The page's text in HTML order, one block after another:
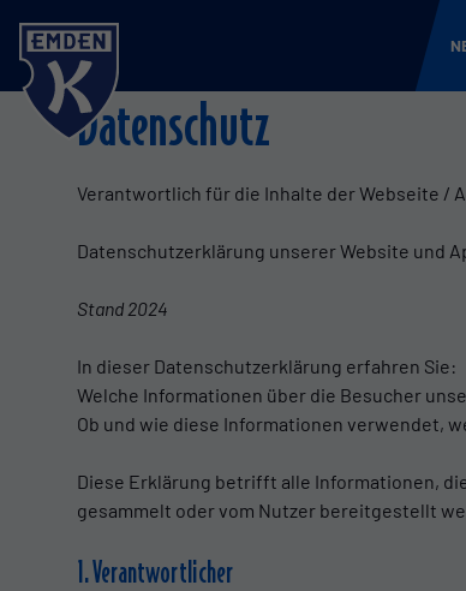
Datenschutz
Verantwortlich für die Inhalte der Webseite /
Datenschutzerklärung unserer Website und
Stand 2024
In dieser Datenschutzerklärung erfahren Sie:
Welche Informationen über die Besucher
Ob und wie diese Informationen verwendet,
Diese Erklärung betrifft alle Informationen,
gesammelt oder vom Nutzer bereitgestellt
1. Verantwortlicher